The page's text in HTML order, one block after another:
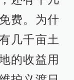
费。为什
几千亩土
的收益用